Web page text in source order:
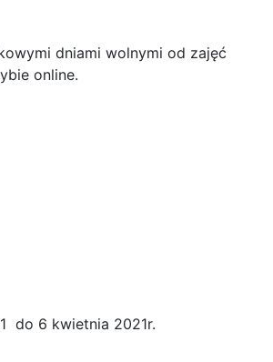
dniami wolnymi od zajęć
online.
do 6 kwietnia 2021r.